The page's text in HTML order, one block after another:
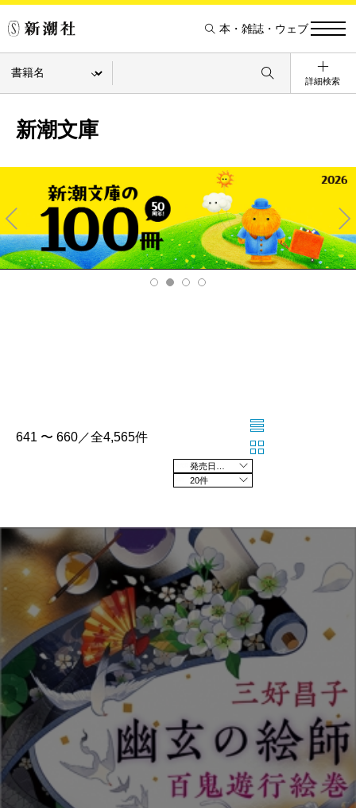
本・雑誌・ウェブ
詳細検索
新潮文庫
Pre
v
Ne
xt
641 〜 660／全4,565件
20件